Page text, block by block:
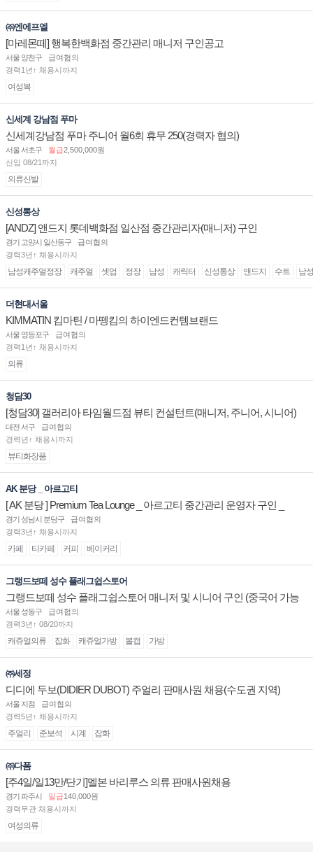
㈜엔에프엘
[마레몬떼] 행복한백화점 중간관리 매니저 구인공고
서울 양천구
급여협의
경력1년↑ 채용시까지
여성복
신세계 강남점 푸마
신세계강남점 푸마 주니어 월6회 휴무 250(경력자 협의)
서울 서초구 월급2,500,000원
신입 08/21까지
의류신발
신성통상
[ANDZ] 앤드지 롯데백화점 일산점 중간관리자(매니저) 구인
경기 고양시 일산동구
급여협의
경력3년↑ 채용시까지
남성캐주얼정장 캐주얼 셋업 정장 남성 캐릭터 신성통상 앤드지 수트 남
더현대서울
KIMMATIN 킴마틴 / 마뗑킴의 하이엔드컨템브랜드
서울 영등포구
급여협의
경력1년↑ 채용시까지
의류
청담30
[청담30] 갤러리아 타임월드점 뷰티 컨설턴트(매니저, 주니어, 시니어)
채용
대전 서구
급여협의
경력년↑ 채용시까지
뷰티화장품
AK 분당 _ 아르고티
[ AK 분당 ] Premium Tea Lounge _ 아르고티 중간관리 운영자 구인 _
경기 성남시 분당구
급여협의
경력3년↑ 채용시까지
카페 티카페 커피 베이커리
그랭드보떼 성수 플래그쉽스토어
그랭드보떼 성수 플래그쉽스토어 매니저 및 시니어 구인 (중국어 가능
자)
서울 성동구
급여협의
경력3년↑ 08/20까지
캐쥬얼의류 잡화 캐쥬얼가방 볼캡 가방
㈜세정
디디에 두보(DIDIER DUBOT) 주얼리 판매사원 채용(수도권 지역)
서울 지점
급여협의
경력5년↑ 채용시까지
주얼리 준보석 시계 잡화
㈜다폼
[주4일/일13만/단기]멜본 바리루스 의류 판매사원채용
경기 파주시 일급140,000원
경력무관 채용시까지
여성의류